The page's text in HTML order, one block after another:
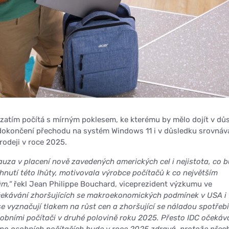
počítá s mírným poklesem, ke kterému by mělo dojít v
přechodu na systém Windows 11 i v důsledku
v roce 2025.
v placení nově zavedených amerických cel i nejistota, co
této lhůty, motivovala výrobce počítačů k co největším
řekl Jean Philippe Bouchard, viceprezident výzkumu ve
zhoršujících se makroekonomických podmínek v USA i
vyznačují tlakem na růst cen a zhoršující se náladou
počítači v druhé polovině roku 2025. Přesto IDC